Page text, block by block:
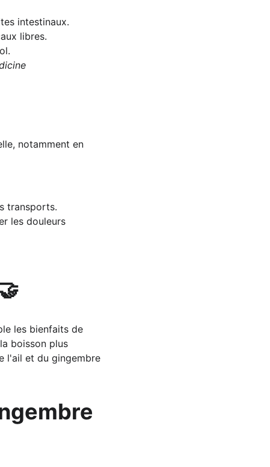
intestinaux.
libres.
notamment en
transports.
les douleurs
les bienfaits de
boisson plus
l'ail et du gingembre